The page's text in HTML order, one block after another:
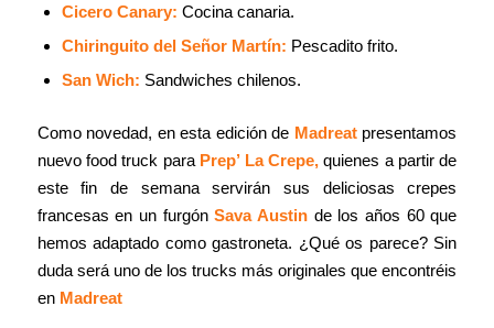
Cicero Canary: Cocina canaria.
Chiringuito del Señor Martín: Pescadito frito.
San Wich: Sandwiches chilenos.
Como novedad, en esta edición de Madreatpresentamos
nuevo food truck para Prep’ La Crepe,quienes a partir de
este fin de semana servirán sus deliciosas crepes
francesas en un furgónSava Austin de los años 60 que
hemos adaptado como gastroneta. ¿Qué os parece? Sin
duda será uno de los trucks más originales que encontréis
en Madreat